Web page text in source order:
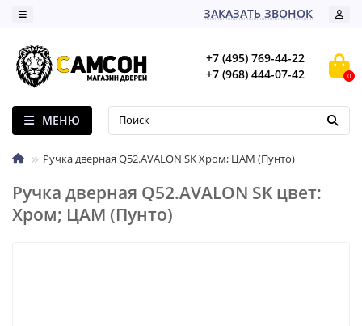
ЗАКАЗАТЬ ЗВОНОК
+7 (495) 769-44-22
+7 (968) 444-07-42
0
МЕНЮ
Ручка дверная Q52.AVALON SK Хром; ЦАМ (Пунто)
Ручка дверная Q52.AVALON SK цвет:
Хром; ЦАМ (Пунто)